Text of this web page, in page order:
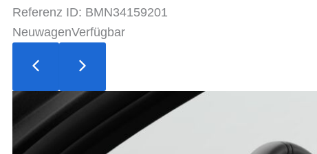
Referenz ID: BMN34159201
NeuwagenVerfügbar